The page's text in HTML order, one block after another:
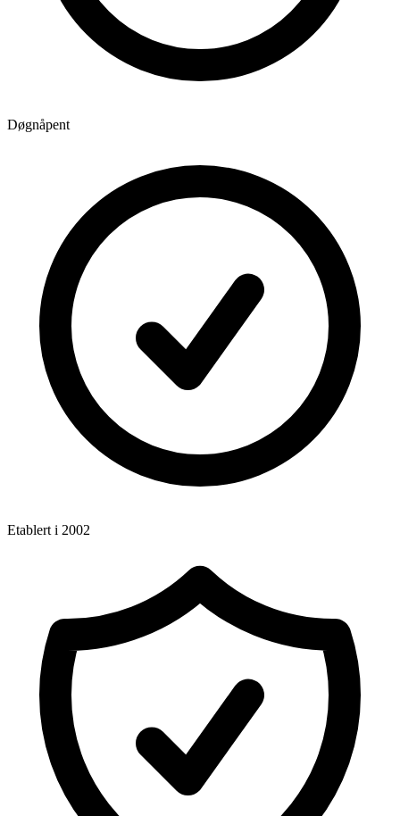
Døgnåpent
Etablert i 2002